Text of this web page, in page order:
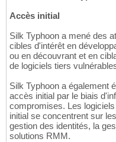
Accès initial
Silk Typhoon a mené des
cibles d'intérêt en
ou en découvrant et en
de logiciels tiers
Silk Typhoon a également
accès initial par le biais
compromises. Les
initial se concentrent sur
gestion des identités, la
solutions RMM.